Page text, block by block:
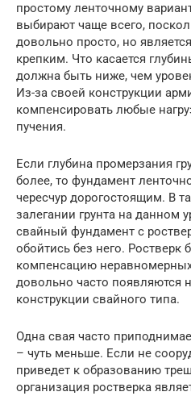
простому ленточному
выбирают чаще всего,
довольно просто, но
крепким. Что касается
должна быть ниже, чем
Из-за своей конструкции
компенсировать любые
пучения.
Если глубина промерзания
более, то фундамент
чересчур дорогостоящим. В
залегании грунта на данном
свайный фундамент с
обойтись без него. Ростверк
компенсацию
довольно часто появляются
конструкции свайного типа.
Одна свая часто
– чуть меньше. Если не
приведет к образованию
организация ростверка